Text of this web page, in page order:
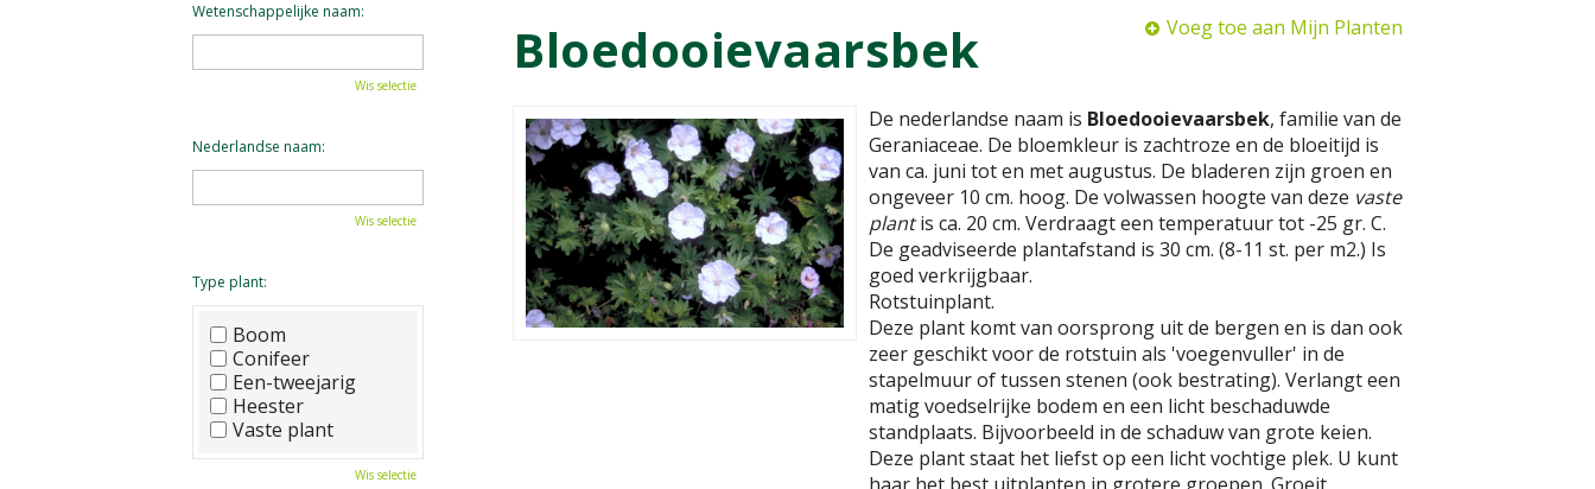
Bloedooievaarsbek Voeg toe aan Mijn Planten
De nederlandse naam is Bloedooievaarsbek, familie van de
Geraniaceae. De bloemkleur is zachtroze en de bloeitijd is
van ca. juni tot en met augustus. De bladeren zijn groen en
ongeveer 10 cm. hoog. De volwassen hoogte van deze vaste
plantis ca. 20 cm. Verdraagt een temperatuur tot -25 gr. C.
De geadviseerde plantafstand is 30 cm. (8-11 st. per m2.) Is
goed verkrijgbaar.
Rotstuinplant.
Deze plant komt van oorsprong uit de bergen en is dan ook
zeer geschikt voor de rotstuin als 'voegenvuller' in de
stapelmuur of tussen stenen (ook bestrating). Verlangt een
matig voedselrijke bodem en een licht beschaduwde
standplaats. Bijvoorbeeld in de schaduw van grote keien.
Deze plant staat het liefst op een licht vochtige plek. U kunt
Wetenschappelijke naam:
Wis selectie
Nederlandse naam:
Wis selectie
Type plant:
Boom
Conifeer
Een-tweejarig
Heester
Vaste plant
Wis selectie